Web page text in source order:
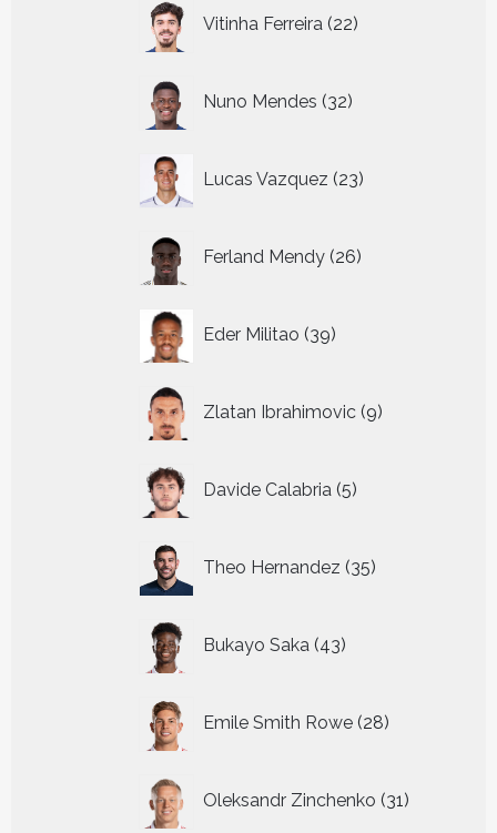
Vitinha Ferreira 22
producten
Nuno Mendes 32
producten
Lucas Vazquez 23
producten
Ferland Mendy 26
producten
Eder Militao 39
producten
Zlatan Ibrahimovic 9
producten
Davide Calabria 5
producten
Theo Hernandez 35
producten
Bukayo Saka 43
producten
Emile Smith Rowe 28
producten
Oleksandr Zinchenko 31
producten